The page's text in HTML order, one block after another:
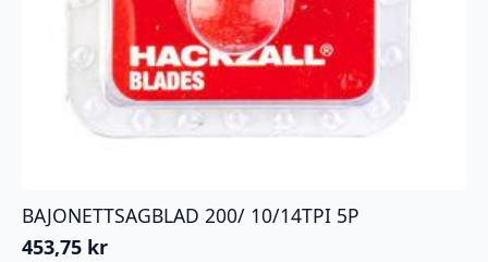
BAJONETTSAGBLAD 200/ 10/14TPI 5P
453,75 kr